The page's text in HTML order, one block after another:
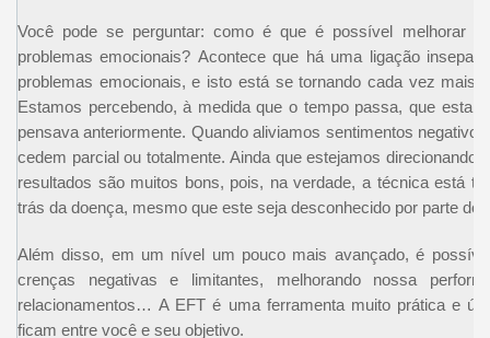
Você pode se perguntar: como é que é possível melhorar
problemas emocionais? Acontece que há uma ligação
problemas emocionais, e isto está se tornando cada vez mais
Estamos percebendo, à medida que o tempo passa, que esta
pensava anteriormente. Quando aliviamos sentimentos
cedem parcial ou totalmente. Ainda que estejamos direcionando
resultados são muitos bons, pois, na verdade, a técnica está
trás da doença, mesmo que este seja desconhecido por parte do
Além disso, em um nível um pouco mais avançado, é
crenças negativas e limitantes, melhorando nossa
relacionamentos… A EFT é uma ferramenta muito prática e
ficam entre você e seu objetivo.